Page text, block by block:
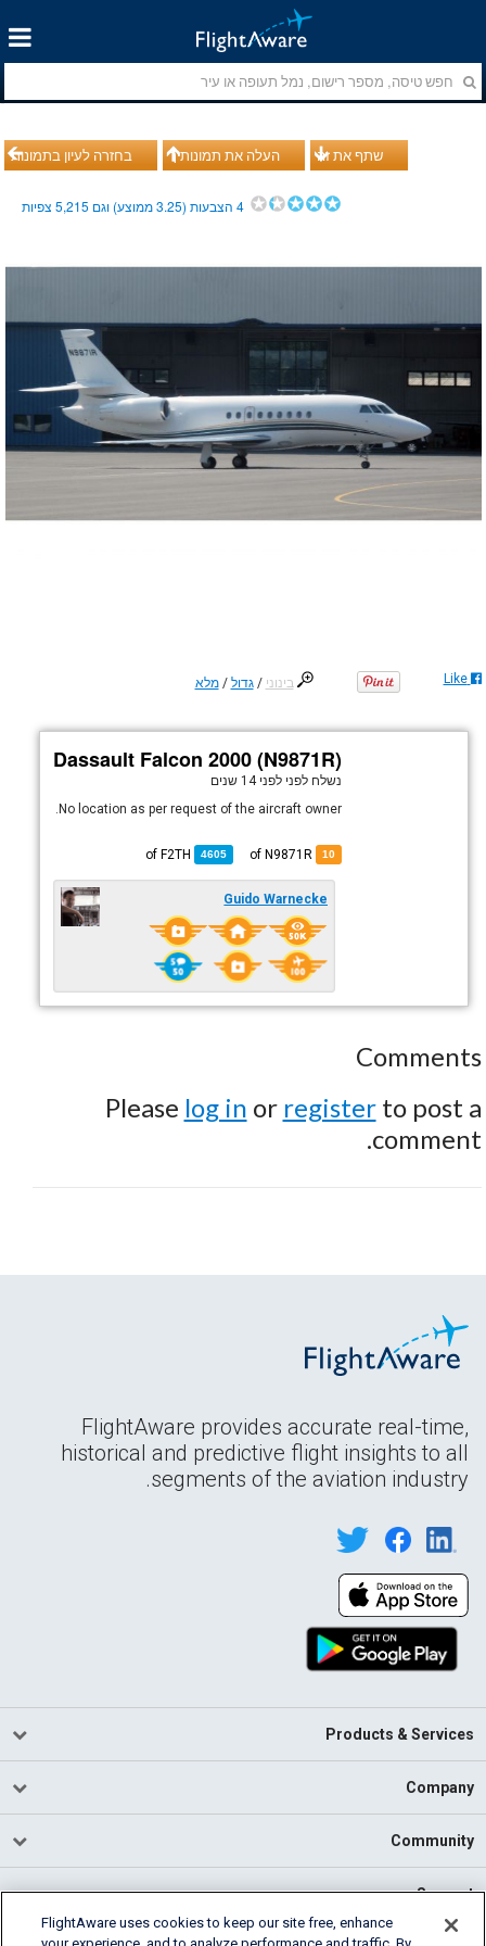
בחזרה לעיון בתמונות העלה את תמונותיך שתף את זה
4הצבעות (3.25ממוצע) וגם 5,215צפיות
בינוני /גדול /מלא Like
Dassault Falcon 2000 (N9871R)
נשלח לפני לפני 14 שנים
No location as per request of the aircraft owner.
10
4605
F2TH
Guido Warnecke
Comments
Please log in or registerto post a
comment.
FlightAware provides accurate real-time,
historical and predictive flight insights to all
segments of the aviation industry.
Products & Services
Company
Community
Support
FlightAware uses cookies to keep our site free, enhance